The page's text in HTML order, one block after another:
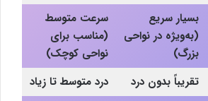
بسیار سریع
(به‌ویژه در نواحی
بزرگ)
سرعت متوسط
(مناسب برای
نواحی کوچک)
تقریباً بدون درد درد متوسط تا زیاد